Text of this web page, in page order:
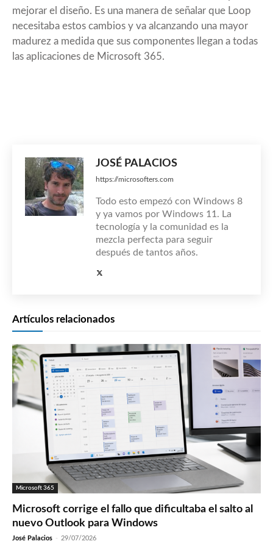
mejorar el diseño. Es una manera de señalar que Loop
necesitaba estos cambios y va alcanzando una mayor
madurez a medida que sus componentes llegan a todas
las aplicaciones de Microsoft 365.
JOSÉ PALACIOS
https://microsofters.com
Todo esto empezó con Windows 8
y ya vamos por Windows 11. La
tecnología y la comunidad es la
mezcla perfecta para seguir
después de tantos años.
Artículos relacionados
Microsoft 365
Microsoft corrige el fallo que dificultaba el salto al
nuevo Outlook para Windows
José Palacios - 29/07/2026